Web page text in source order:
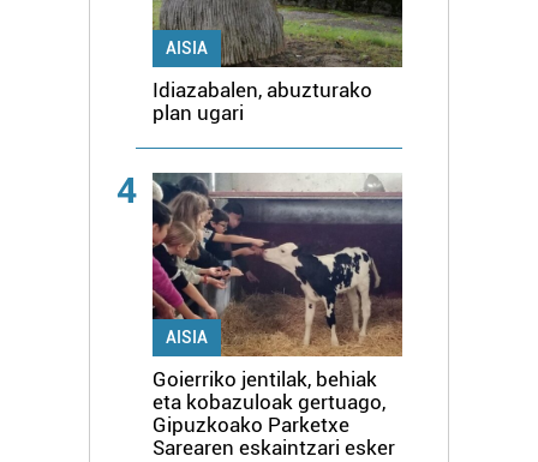
zure baimena Cookieen adierazpenean.
Webgune honek cookie propioak eta hirugarrenen cookie-
fitxategiak erabiltzen ditu. Zure esperientzia eta
zerbitzuak hobetzeko asmoz, cookie teknologiaz
erabiltzeko baimen esplizitua ematen diguzu.
AISIA
Idiazabalen, abuzturako
plan ugari
4
AISIA
Goierriko jentilak, behiak
eta kobazuloak gertuago,
Gipuzkoako Parketxe
Sarearen eskaintzari esker